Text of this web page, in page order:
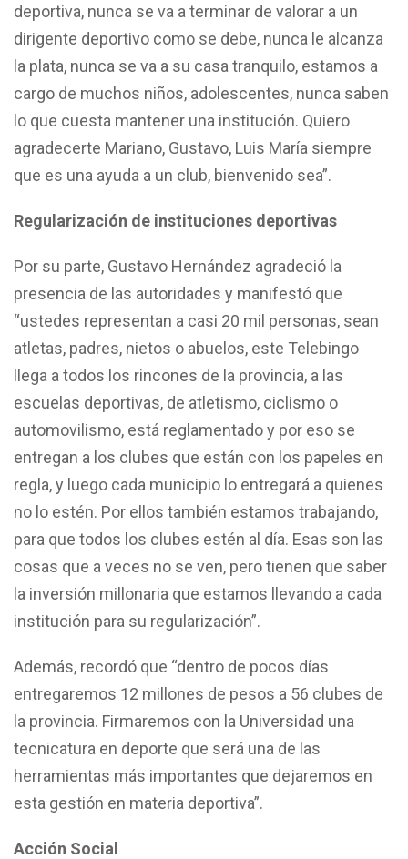
deportiva, nunca se va a terminar de valorar a un
dirigente deportivo como se debe, nunca le alcanza
la plata, nunca se va a su casa tranquilo, estamos a
cargo de muchos niños, adolescentes, nunca saben
lo que cuesta mantener una institución. Quiero
agradecerte Mariano, Gustavo, Luis María siempre
que es una ayuda a un club, bienvenido sea”.
Regularización de instituciones deportivas
Por su parte, Gustavo Hernández agradeció la
presencia de las autoridades y manifestó que
“ustedes representan a casi 20 mil personas, sean
atletas, padres, nietos o abuelos, este Telebingo
llega a todos los rincones de la provincia, a las
escuelas deportivas, de atletismo, ciclismo o
automovilismo, está reglamentado y por eso se
entregan a los clubes que están con los papeles en
regla, y luego cada municipio lo entregará a quienes
no lo estén. Por ellos también estamos trabajando,
para que todos los clubes estén al día. Esas son las
cosas que a veces no se ven, pero tienen que saber
la inversión millonaria que estamos llevando a cada
institución para su regularización”.
Además, recordó que “dentro de pocos días
entregaremos 12 millones de pesos a 56 clubes de
la provincia. Firmaremos con la Universidad una
tecnicatura en deporte que será una de las
herramientas más importantes que dejaremos en
esta gestión en materia deportiva”.
Acción Social